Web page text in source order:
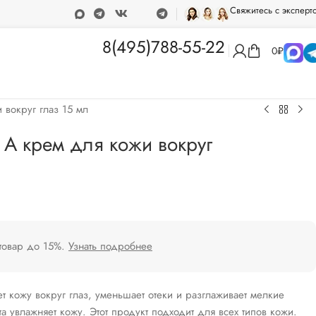
при покупке от 15 000 рублей Программа лояльности
Свяжитесь с
8(495)788-55-22 0₽
вокруг глаз 15 мл
А крем для кожи вокруг
до 15%. Узнать подробнее
кожу вокруг глаз, уменьшает отеки и разглаживает мелкие
увлажняет кожу. Этот продукт подходит для всех типов кожи.